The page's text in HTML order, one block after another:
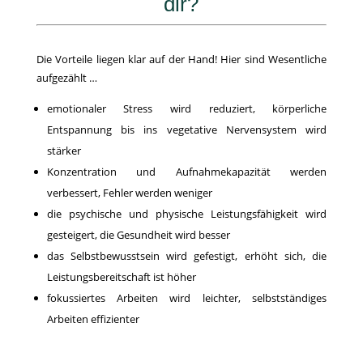
Die Vorteile liegen klar auf der Hand! Hier sind Wesentliche
aufgezählt …
emotionaler Stress wird reduziert, körperliche
Entspannung bis ins vegetative Nervensystem wird
stärker
Konzentration und Aufnahmekapazität werden
verbessert, Fehler werden weniger
die psychische und physische Leistungsfähigkeit wird
gesteigert, die Gesundheit wird besser
das Selbstbewusstsein wird gefestigt, erhöht sich, die
Leistungsbereitschaft ist höher
fokussiertes Arbeiten wird leichter, selbstständiges
Arbeiten effizienter